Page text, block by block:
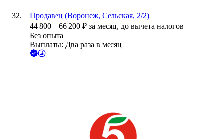
Продавец (Воронеж, Сельская, 2/2)
44 800 – 66 200 ₽ за месяц, до вычета налогов
Без опыта
Выплаты: Два раза в месяц